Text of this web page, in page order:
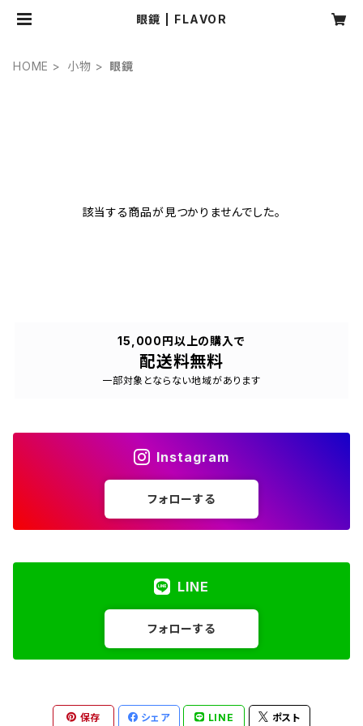
眼鏡 | FLAVOR
HOME 小物 眼鏡
該当する商品が見つかりませんでした。
15,000円以上の購入で
配送料無料
一部対象とならない地域があります
Instagram
フォローする
LINE
フォローする
保存 シェア LINE ポスト